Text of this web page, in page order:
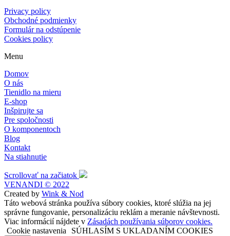
Privacy policy
Obchodné podmienky
Formulár na odstúpenie
Cookies policy
Menu
Domov
O nás
Tienidlo na mieru
E-shop
Inšpirujte sa
Pre spoločnosti
O komponentoch
Blog
Kontakt
Na stiahnutie
Scrollovať na začiatok
VENANDI © 2022
Created by Wink & Nod
Táto webová stránka používa súbory cookies, ktoré slúžia na jej
správne fungovanie, personalizáciu reklám a meranie návštevnosti.
Viac informácií nájdete v Zásadách používania súborov cookies.
Cookie nastavenia
SÚHLASÍM S UKLADANÍM COOKIES